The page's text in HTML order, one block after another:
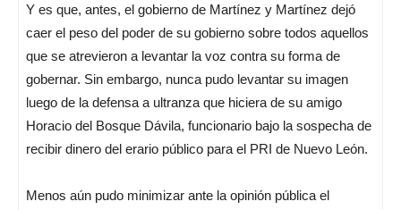
Y es que, antes, el gobierno de Martínez y Martínez dejó
caer el peso del poder de su gobierno sobre todos aquellos
que se atrevieron a levantar la voz contra su forma de
gobernar. Sin embargo, nunca pudo levantar su imagen
luego de la defensa a ultranza que hiciera de su amigo
Horacio del Bosque Dávila, funcionario bajo la sospecha de
recibir dinero del erario público para el PRI de Nuevo León.
Menos aún pudo minimizar ante la opinión pública el